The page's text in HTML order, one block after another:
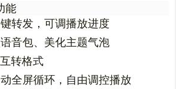
能
转发，可调播放进度
音包、美化主题气泡
转格式
全屏循环，自由调控播放